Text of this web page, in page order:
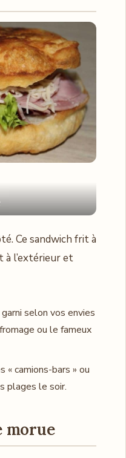
Ce sandwich frit à
l’extérieur et
selon vos envies
ou le fameux
« camions-bars » ou
plages le soir.
morue